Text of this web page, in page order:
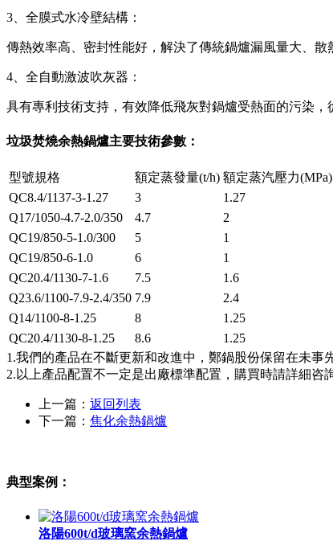
3、全膜式水冷壁結構：
傳熱效率高、密封性能好，解決了傳統鍋爐漏風量大
4、全自動激波吹灰器：
具有專利技術支持，有效降低飛灰對鍋爐受熱面的污染
垃圾焚燒余熱鍋爐主要技術參數：
型號規格 額定蒸發量(t/h) 額定蒸汽壓力(MPa)
QC8.4/1137-3-1.27
3 1.27
Q17/1050-4.7-2.0/350
4.7 2
QC19/850-5-1.0/300
5 1
QC19/850-6-1.0
6 1
QC20.4/1130-7-1.6
7.5 1.6
Q23.6/1100-7.9-2.4/350 7.9 2.4
Q14/1100-8-1.25
8 1.25
QC20.4/1130-8-1.25
8.6 1.25
1.我們的產品在不斷更新和改進中，鄭鍋股份保留在未事
2.以上產品配置不一定是出廠標準配置，購買時請詳細咨
上一篇： 返回列表
下一篇： 焦化余熱鍋爐
典型案例：
洛陽600t/d玻璃窯余熱鍋爐